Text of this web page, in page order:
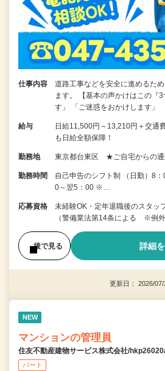
仕事内容
道路工事などを安全に進めるた
ます。 【基本の声かけはこの『
す」 「ご迷惑をおかけします」
給与
日給11,500円～13,210円＋交
も日給全額保障！
勤務地 東京都台東区 ★ご自宅からの通
勤務時間
自己申告のシフト制 （日勤）8
0～翌5：00 ※…
応募資格
未経験OK・定年退職後のスタッ
（警備業法第14条による ※例外
後で見る 詳細
更新日： 2026/
NEW
マンションの管理員
住友不動産建物サービス株式会社/
パート